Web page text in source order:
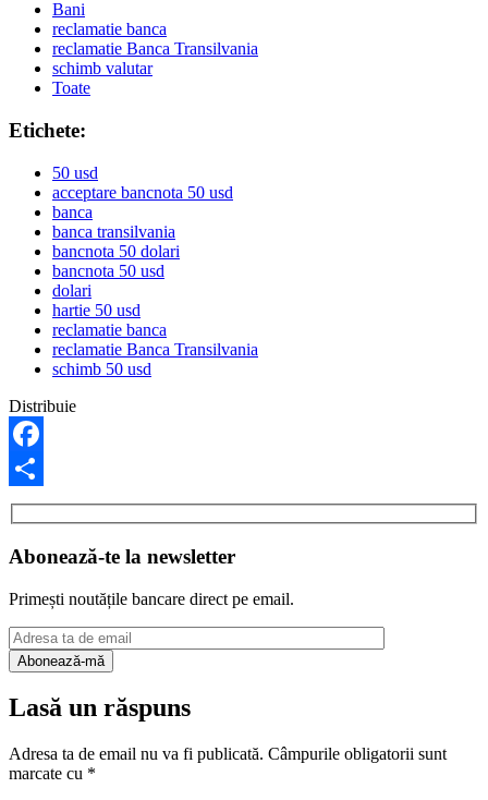
Bani
reclamatie banca
reclamatie Banca Transilvania
schimb valutar
Toate
Etichete:
50 usd
acceptare bancnota 50 usd
banca
banca transilvania
bancnota 50 dolari
bancnota 50 usd
dolari
hartie 50 usd
reclamatie banca
reclamatie Banca Transilvania
schimb 50 usd
Distribuie
Facebook
Partajează
Abonează-te la newsletter
Primești noutățile bancare direct pe email.
Lasă un răspuns
Adresa ta de email nu va fi publicată. Câmpurile obligatorii sunt
marcate cu *